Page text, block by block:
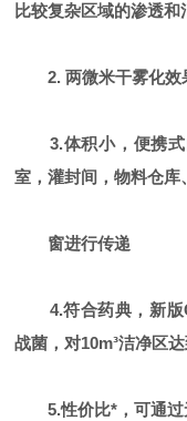
比较复杂区域的渗透和
2. 两微米干雾化效
3.体积小，便携
室，灌封间，物料仓库
窗进行传递
4.符合药典，新
战菌，对10m³洁净区
5.性价比*，可通